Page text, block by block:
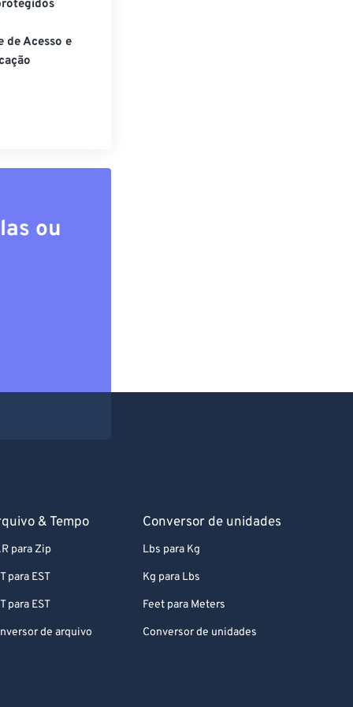
de Acesso e
ou
& Tempo
para Zip
para EST
para EST
de arquivo
Conversor de unidades
Lbs para Kg
Kg para Lbs
Feet para Meters
Conversor de unidades